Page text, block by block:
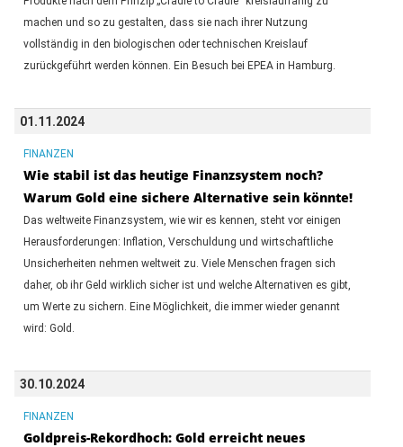
machen und so zu gestalten, dass sie nach ihrer Nutzung
vollständig in den biologischen oder technischen Kreislauf
zurückgeführt werden können. Ein Besuch bei EPEA in Hamburg.
01.11.2024
FINANZEN
Wie stabil ist das heutige Finanzsystem noch?
Warum Gold eine sichere Alternative sein könnte!
Das weltweite Finanzsystem, wie wir es kennen, steht vor einigen
Herausforderungen: Inflation, Verschuldung und wirtschaftliche
Unsicherheiten nehmen weltweit zu. Viele Menschen fragen sich
daher, ob ihr Geld wirklich sicher ist und welche Alternativen es gibt,
um Werte zu sichern. Eine Möglichkeit, die immer wieder genannt
wird: Gold.
30.10.2024
FINANZEN
Goldpreis-Rekordhoch: Gold erreicht neues